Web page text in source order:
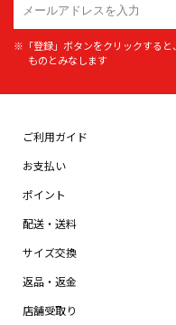
※「登録」ボタンをクリックすると、
ものとみなします
ご利用ガイド
お支払い
ポイント
配送・送料
サイズ交換
返品・返金
店舗受取り